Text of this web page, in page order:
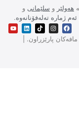
سلێمانی و
.
پارێزراون. |